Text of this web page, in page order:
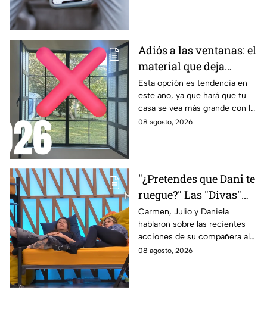
Adiós a las ventanas: el
material que deja
entrar la luz y evita
miradas indiscretas en
casa
Esta opción es tendencia en
este año, ya que hará que tu
casa se vea más grande con la
entrada de los rayos del sol
08 agosto, 2026
"¿Pretendes que Dani te
ruegue?" Las "Divas"
lamentan el
comportamiento de
Michelle en MasterChef
24/7
Carmen, Julio y Daniela
hablaron sobre las recientes
acciones de su compañera al
interior del Mundo MasterChef
08 agosto, 2026